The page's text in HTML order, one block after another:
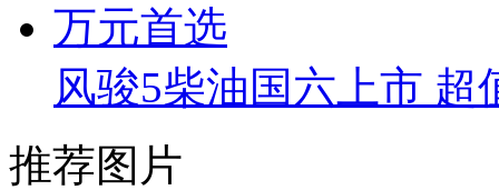
风骏5柴油国六上市 超
推荐图片